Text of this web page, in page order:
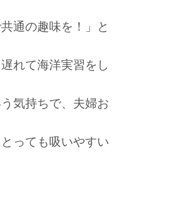
通の趣味を！」と
れて海洋実習をし
気持ちで、夫婦お
っても吸いやすい